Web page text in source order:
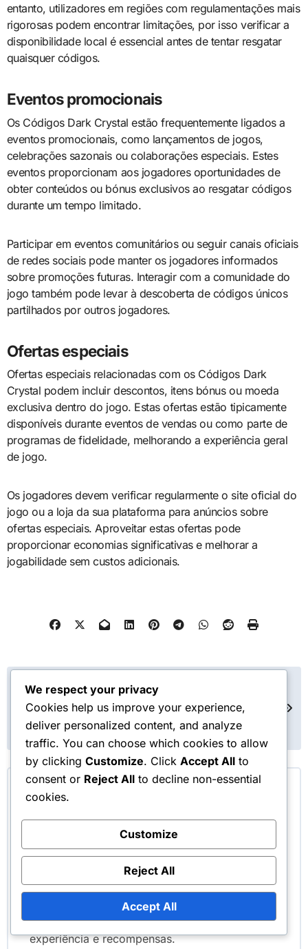
entanto, utilizadores em regiões com regulamentações mais
rigorosas podem encontrar limitações, por isso verificar a
disponibilidade local é essencial antes de tentar resgatar
quaisquer códigos.
Eventos promocionais
Os Códigos Dark Crystal estão frequentemente ligados a
eventos promocionais, como lançamentos de jogos,
celebrações sazonais ou colaborações especiais. Estes
eventos proporcionam aos jogadores oportunidades de
obter conteúdos ou bónus exclusivos ao resgatar códigos
durante um tempo limitado.
Participar em eventos comunitários ou seguir canais oficiais
de redes sociais pode manter os jogadores informados
sobre promoções futuras. Interagir com a comunidade do
jogo também pode levar à descoberta de códigos únicos
partilhados por outros jogadores.
Ofertas especiais
Ofertas especiais relacionadas com os Códigos Dark
Crystal podem incluir descontos, itens bónus ou moeda
exclusiva dentro do jogo. Estas ofertas estão tipicamente
disponíveis durante eventos de vendas ou como parte de
programas de fidelidade, melhorando a experiência geral
de jogo.
Os jogadores devem verificar regularmente o site oficial do
jogo ou a loja da sua plataforma para anúncios sobre
ofertas especiais. Aproveitar estas ofertas pode
proporcionar economias significativas e melhorar a
jogabilidade sem custos adicionais.
Post
navigation
Evento: Dicas de
Segurança, Segurança
da Conta, Riscos de
Phishing
Preços, Análise de
Custos, Comparação
de Valor
ByLila Ashford
mergulha fundo no mundo de Tower of Fantasy,
partilhando informações sobre códigos de
resgate, bónus de passe mensal e prémios da
loja de tokens de eventos. Com um talento para
descobrir tesouros escondidos no jogo, ela
ajuda outros jogadores a maximizar a sua
experiência e recompensas.
We respect your privacy
Cookies help us improve your experience,
deliver personalized content, and analyze
traffic. You can choose which cookies to allow
by clicking Customize. Click Accept All to
consent or Reject All to decline non-essential
cookies.
Customize
Reject All
Accept All